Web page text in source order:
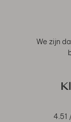
We zijn
4.51